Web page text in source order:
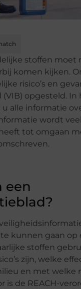
stoffen moet
komen kijken.
risico’s en
opgesteld. In
alle informatie
wordt
tot omgaan
een
kunnen gaan op
stoffen
zijn, welke
en met welke
is de REACH-